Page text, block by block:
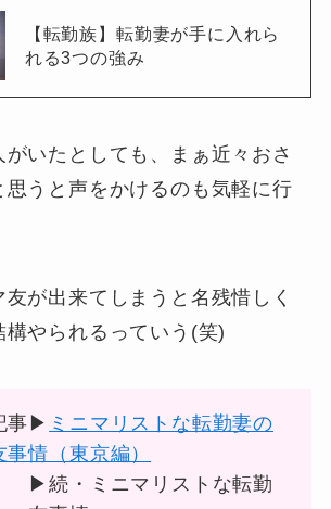
【転勤族】転勤妻が手に入れら
れる3つの強み
いたとしても、まぁ近々おさ
思うと声をかけるのも気軽に行
が出来てしまうと名残惜しく
構やられるっていう(笑)
事▶ ミニマリストな転勤妻の
事情（東京編）
ミニマリストな転勤